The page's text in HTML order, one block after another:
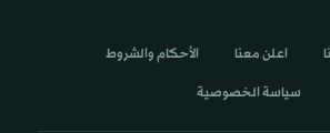
اعلن معنا الأحكام والشروط
سياسة الخصوصية